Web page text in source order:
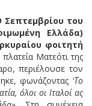
του
Ελλάδα)
φοιτητή
Ματεότι της
περιέλουσε τον
φωνάζοντας ‘Το
όλοι οι Ιταλοί ας